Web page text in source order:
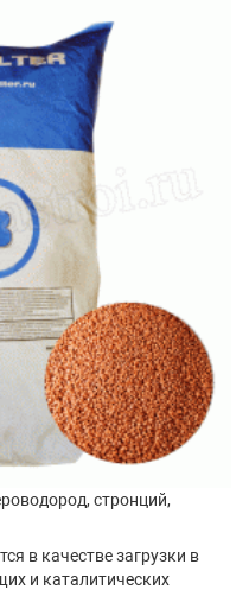
стронций,
в качестве загрузки в
и каталитических